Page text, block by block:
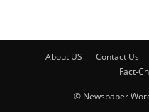
About US Contact Us
Fact-
© Newspaper